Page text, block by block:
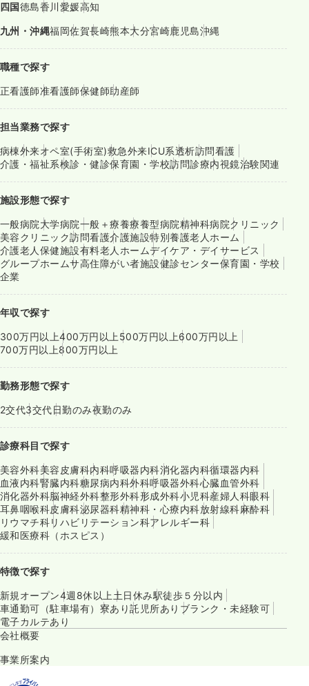
四国徳島香川愛媛高知
九州・沖縄福岡佐賀長崎熊本大分宮崎鹿児島沖縄
職種で探す
正看護師准看護師保健師助産師
担当業務で探す
病棟外来オペ室(手術室)救急外来ICU系透析訪問看護
介護・福祉系検診・健診保育園・学校訪問診療内視鏡治験関連
施設形態で探す
一般病院大学病院一般＋療養療養型病院精神科病院クリニック
美容クリニック訪問看護介護施設特別養護老人ホーム
介護老人保健施設有料老人ホームデイケア・デイサービス
グループホームサ高住障がい者施設健診センター保育園・学校
企業
年収で探す
300万円以上400万円以上 500万円以上600万円以上
700万円以上800万円以上
勤務形態で探す
2交代3交代日勤のみ夜勤のみ
診療科目で探す
美容外科美容皮膚科内科呼吸器内科消化器内科循環器内科
血液内科腎臓内科糖尿病内科外科呼吸器外科心臓血管外科
消化器外科脳神経外科整形外科形成外科小児科産婦人科眼科
耳鼻咽喉科皮膚科泌尿器科精神科・心療内科放射線科麻酔科
リウマチ科リハビリテーション科アレルギー科
緩和医療科（ホスピス）
特徴で探す
新規オープン4週8休以上 土日休み駅徒歩５分以内
車通勤可（駐車場有） 寮あり託児所あり ブランク・未経験可
電子カルテあり
会社概要
事業所案内